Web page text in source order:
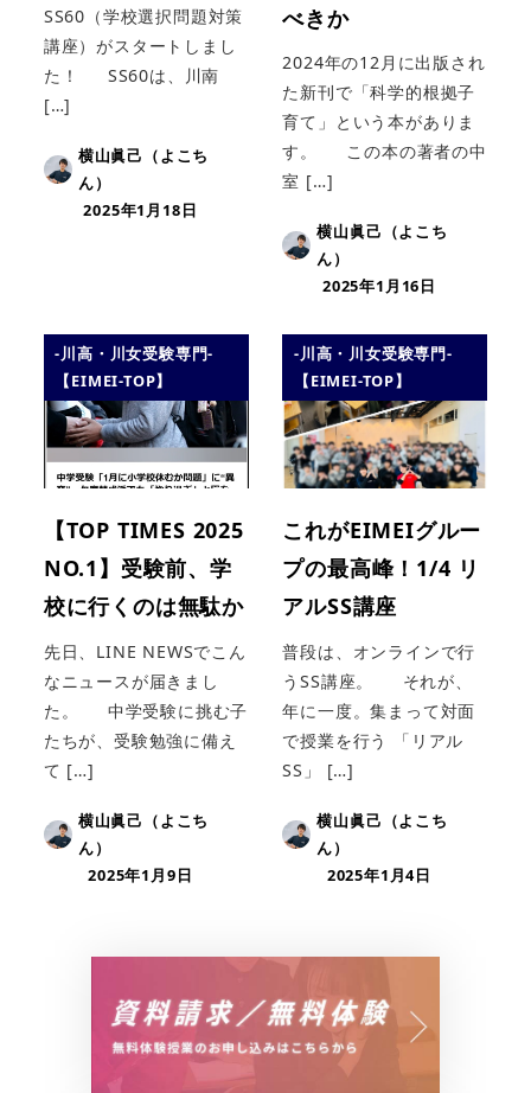
SS60（学校選択問題対策
講座）がスタートしまし
た！ SS60は、川南
[…]
横山眞己（よこち
ん）
2025年1月18日
べきか
2024年の12月に出版され
た新刊で「科学的根拠子
育て」という本がありま
す。 この本の著者の中
室 […]
横山眞己（よこち
ん）
2025年1月16日
-川高・川女受験専門-
【EIMEI-TOP】
【TOP TIMES 2025
NO.1】受験前、学
校に行くのは無駄か
先日、LINE NEWSでこん
なニュースが届きまし
た。 中学受験に挑む子
たちが、受験勉強に備え
て […]
横山眞己（よこち
ん）
2025年1月9日
-川高・川女受験専門-
【EIMEI-TOP】
これがEIMEIグルー
プの最高峰！1/4 リ
アルSS講座
普段は、オンラインで行
うSS講座。 それが、
年に一度。集まって対面
で授業を行う 「リアル
SS」 […]
横山眞己（よこち
ん）
2025年1月4日